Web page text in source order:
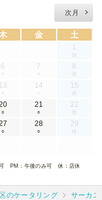
次月
金 土
1
休
6
×
7
×
8
休
13
×
14
×
15
休
○
21
○
22
休
○
28
○
29
休
PM ：午後のみ可 休 ：店休
のケータリング サーカス